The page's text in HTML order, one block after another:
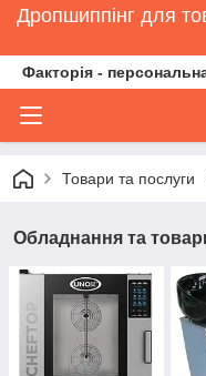
Дропшиппінг для
Факторія -
Товари та послуги
Обладнання та